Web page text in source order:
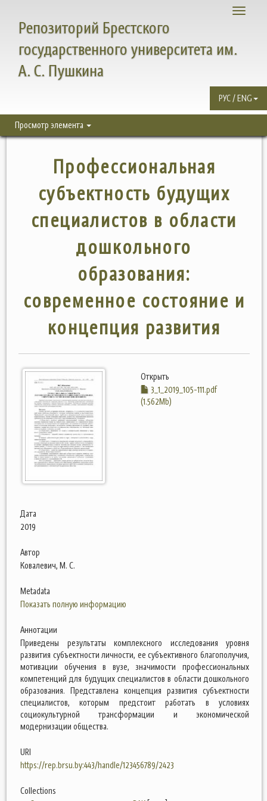
Toggle
Репозиторий Брестского
государственного университета им.
А. С. Пушкина
РУС / ENG
Просмотр элемента
Профессиональная
субъектность будущих
специалистов в области
дошкольного
образования:
современное состояние и
концепция развития
Открыть
3_1_2019_105-111.pdf
(1.562Mb)
Дата
2019
Автор
Ковалевич, М. С.
Metadata
Показать полную информацию
Аннотации
Приведены результаты комплексного исследования уровня
развития субъектности личности, ее субъективного благополучия,
мотивации обучения в вузе, значимости профессиональных
компетенций для будущих специалистов в области дошкольного
образования. Представлена концепция развития субъектности
специалистов, которым предстоит работать в условиях
социокультурной трансформации и экономической
модернизации общества.
URI
https://rep.brsu.by:443/handle/123456789/2423
Collections